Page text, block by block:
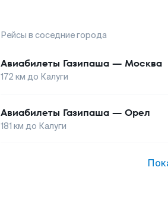
Рейсы в соседние города
Авиабилеты Газипаша — Москва
172 км до Калуги
Авиабилеты Газипаша — Орел
181 км до Калуги